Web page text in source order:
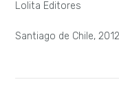
Lolita Editores
Santiago de Chile,